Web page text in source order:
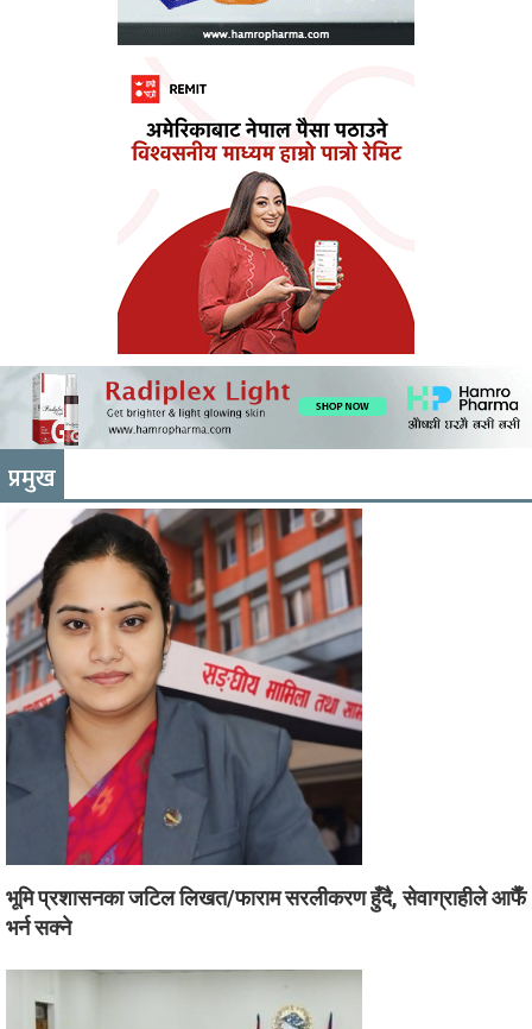
प्रमुख
भूमि प्रशासनका जटिल लिखत/फाराम सरलीकरण हुँदै, सेवाग्राहीले आफैँ
भर्न सक्ने